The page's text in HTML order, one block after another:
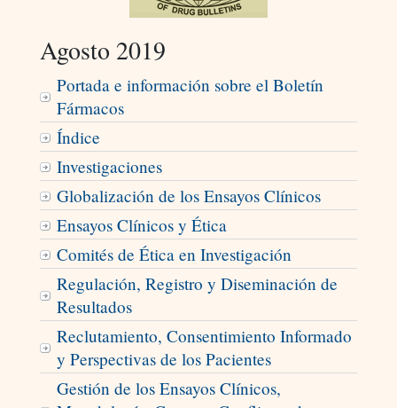
Agosto 2019
Portada e información sobre el Boletín
Fármacos
Índice
Investigaciones
Globalización de los Ensayos Clínicos
Ensayos Clínicos y Ética
Comités de Ética en Investigación
Regulación, Registro y Diseminación de
Resultados
Reclutamiento, Consentimiento Informado
y Perspectivas de los Pacientes
Gestión de los Ensayos Clínicos,